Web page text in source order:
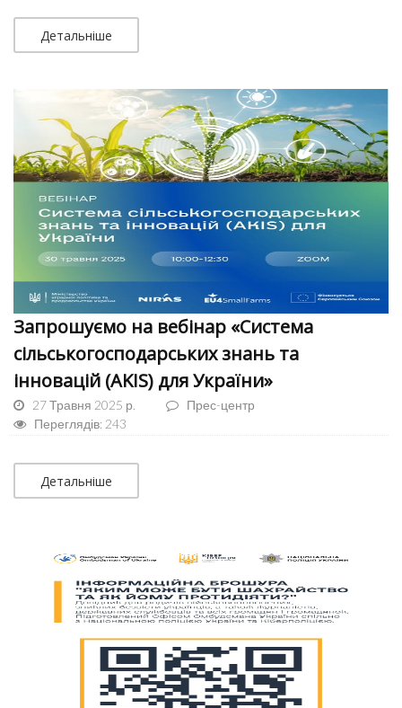
Детальніше
Запрошуємо на вебінар «Система
сільськогосподарських знань та
інновацій (AKIS) для України»
27 Травня 2025 р.
Прес-центр
Переглядів: 243
Детальніше